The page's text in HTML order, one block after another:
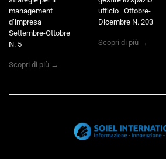
management
d’impresa
Settembre-Ottobre
N. 5
Scopri di più →
ufficio Ottobre-
Dicembre N. 203
Scopri di più →